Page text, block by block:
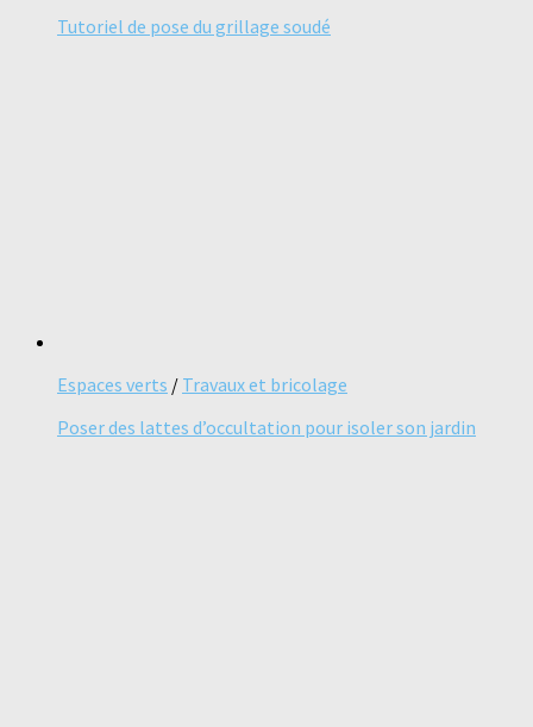
Tutoriel de pose du grillage soudé
Espaces verts / Travaux et bricolage
Poser des lattes d’occultation pour isoler son jardin